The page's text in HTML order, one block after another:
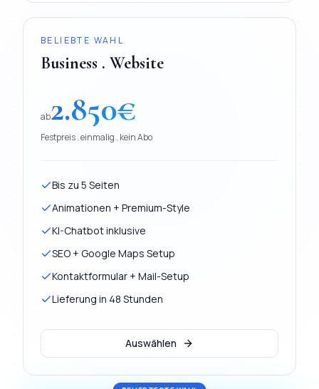
BELIEBTE WAHL
Business . Website
ab2.850€
Festpreis . einmalig . kein Abo
Bis zu 5 Seiten
Animationen + Premium-Style
KI-Chatbot inklusive
SEO + Google Maps Setup
Kontaktformular + Mail-Setup
Lieferung in 48 Stunden
Auswählen